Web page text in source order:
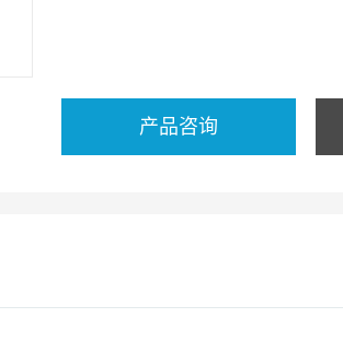
产品咨询